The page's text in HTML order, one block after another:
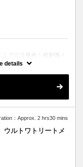
！グロス発色！低刺激！
く新しい処方のイノアオ
メニュー☆シャンプー、
チカラーの場合は
details
：Approx. 2 hrs30 mins
ウルトワトリートメ